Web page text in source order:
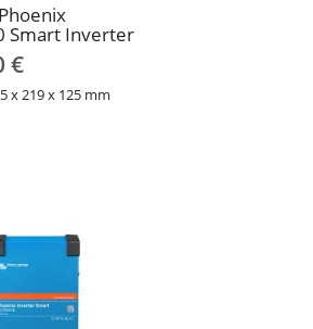
Smart Inverter
€
x 219 x 125 mm